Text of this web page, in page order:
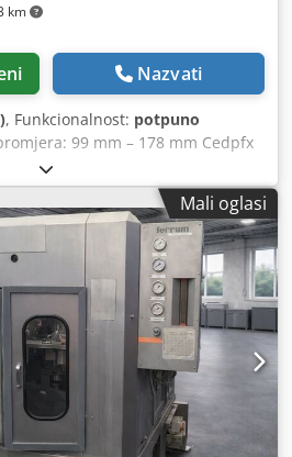
km
Nazvati
, Funkcionalnost: potpuno
99 mm – 178 mm Cedpfx
89 mm – 254 mm Kapacitet
Alati za približno: 99 mm (401)
Mali oglasi